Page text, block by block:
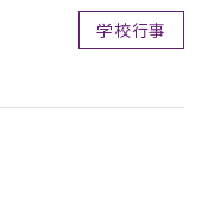
学校行事